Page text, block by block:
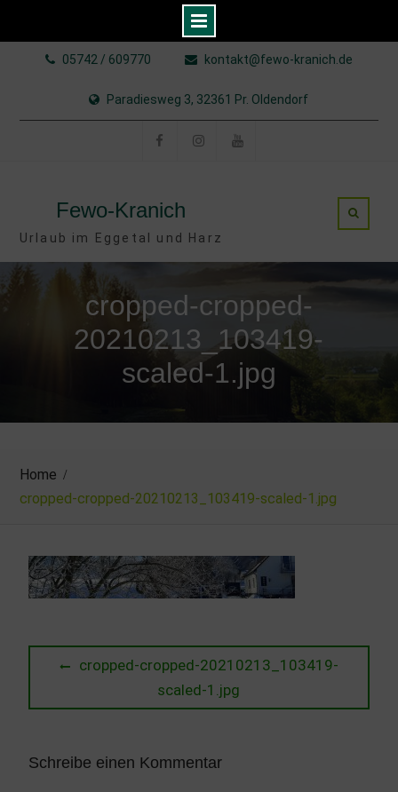
05742 / 609770 kontakt@fewo-kranich.de
Paradiesweg 3, 32361 Pr. Oldendorf
Fewo-Kranich
Urlaub im Eggetal und Harz
cropped-cropped-
20210213_103419-
scaled-1.jpg
Home
cropped-cropped-20210213_103419-scaled-1.jpg
Beitragsnavigation
Previous
cropped-cropped-20210213_103419-
scaled-1.jpg
Schreibe einen Kommentar